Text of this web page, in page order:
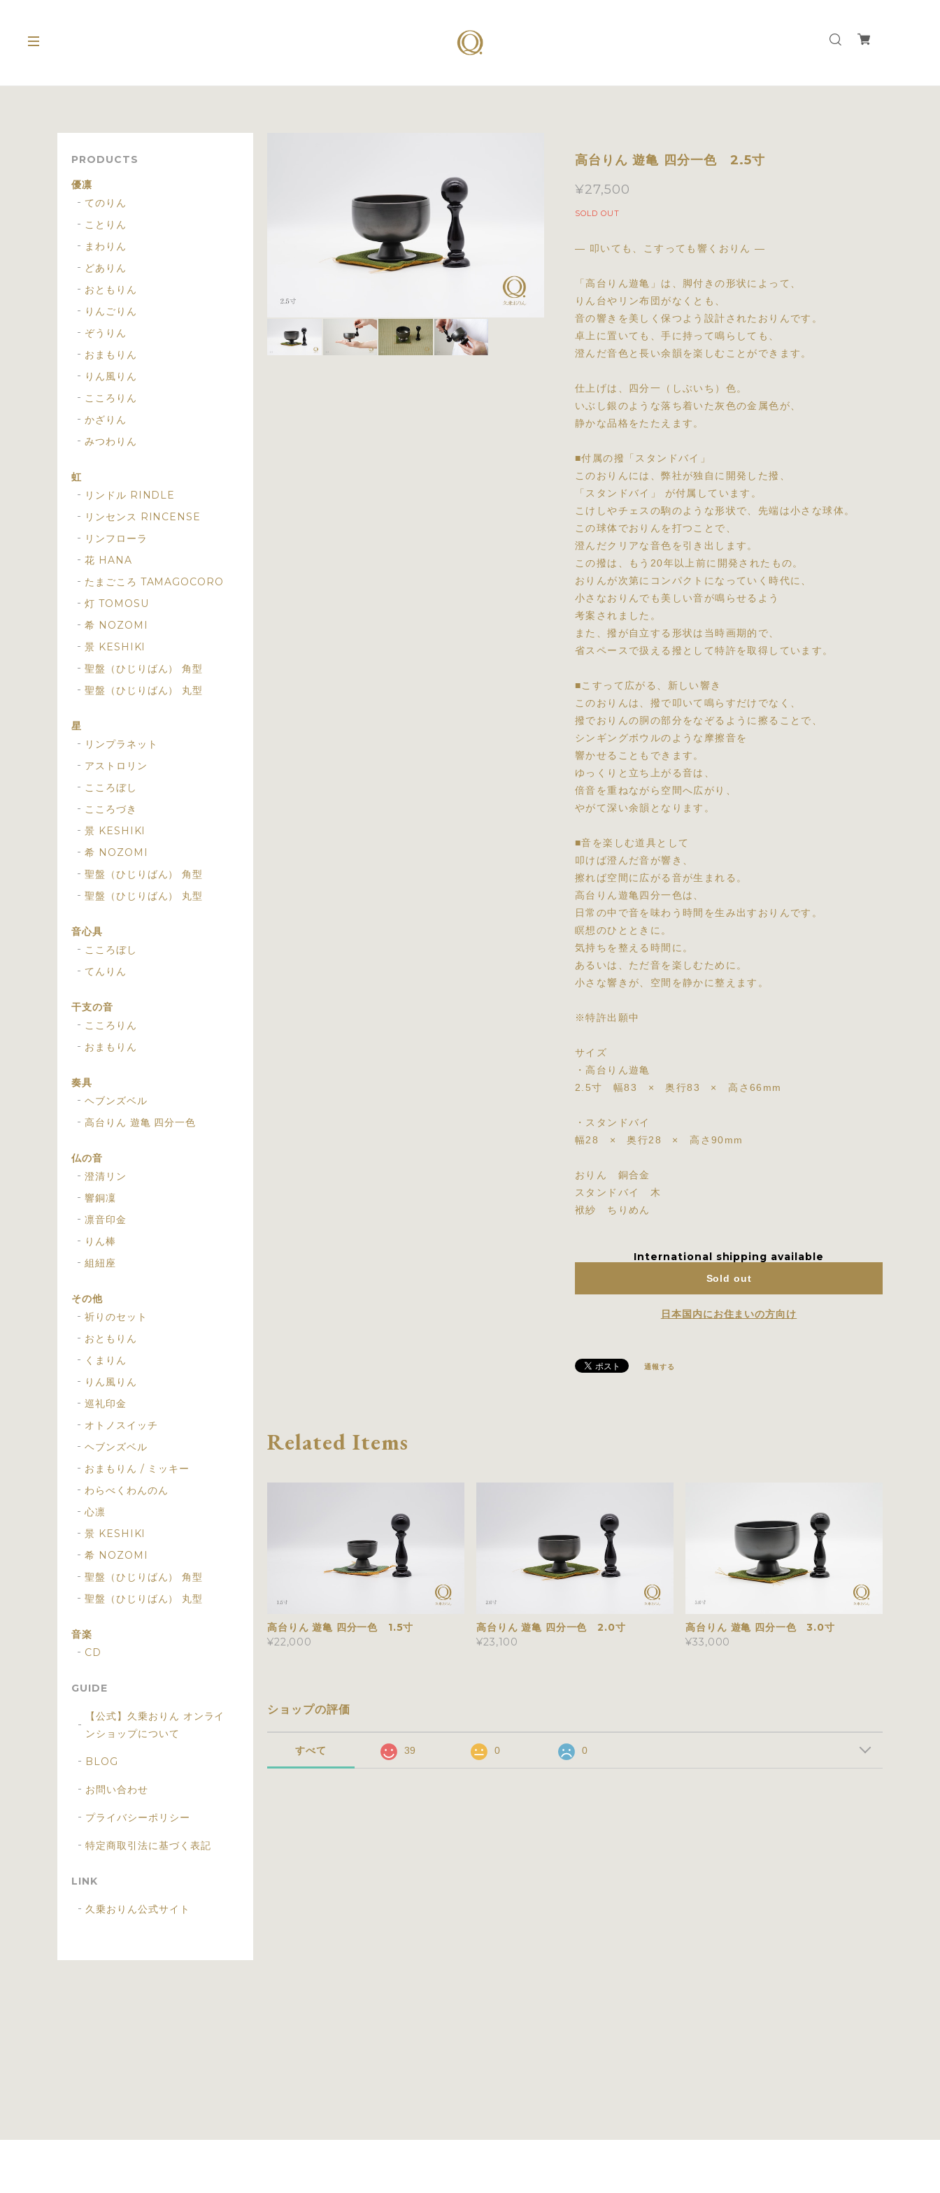
高台りん 遊亀 四分一色 2.5寸
¥27,500
SOLD OUT
― 叩いても、こすっても響くおりん ―
「高台りん遊亀」は、脚付きの形状によって、
りん台やリン布団がなくとも、
音の響きを美しく保つよう設計されたおりんです。
卓上に置いても、手に持って鳴らしても、
澄んだ音色と長い余韻を楽しむことができます。
仕上げは、四分一（しぶいち）色。
いぶし銀のような落ち着いた灰色の金属色が、
静かな品格をたたえます。
■付属の撥「スタンドバイ」
このおりんには、弊社が独自に開発した撥、
「スタンドバイ」 が付属しています。
こけしやチェスの駒のような形状で、先端は小さな球体。
この球体でおりんを打つことで、
澄んだクリアな音色を引き出します。
この撥は、もう20年以上前に開発されたもの。
おりんが次第にコンパクトになっていく時代に、
小さなおりんでも美しい音が鳴らせるよう
考案されました。
また、撥が自立する形状は当時画期的で、
省スペースで扱える撥として特許を取得しています。
■こすって広がる、新しい響き
このおりんは、撥で叩いて鳴らすだけでなく、
撥でおりんの胴の部分をなぞるように擦ることで、
シンギングボウルのような摩擦音を
響かせることもできます。
ゆっくりと立ち上がる音は、
倍音を重ねながら空間へ広がり、
やがて深い余韻となります。
■音を楽しむ道具として
叩けば澄んだ音が響き、
擦れば空間に広がる音が生まれる。
高台りん遊亀四分一色は、
日常の中で音を味わう時間を生み出すおりんです。
瞑想のひとときに。
気持ちを整える時間に。
あるいは、ただ音を楽しむために。
小さな響きが、空間を静かに整えます。
※特許出願中
サイズ
・高台りん遊亀
2.5寸 幅83 × 奥行83 × 高さ66mm
・スタンドバイ
幅28 × 奥行28 × 高さ90mm
おりん 銅合金
スタンドバイ 木
袱紗 ちりめん
International shipping available
Sold out
日本国内にお住まいの方向け
通報する
Related Items
高台りん 遊亀 四分一色 1.5寸
¥22,000
高台りん 遊亀 四分一色 2.0寸
¥23,100
高台りん 遊亀 四分一色 3.0寸
¥33,000
ショップの評価
すべて 39 0 0
PRODUCTS
優凛
てのりん
ことりん
まわりん
どありん
おともりん
りんごりん
ぞうりん
おまもりん
りん風りん
こころりん
かざりん
みつわりん
虹
リンドル RINDLE
リンセンス RINCENSE
リンフローラ
花 HANA
たまごころ TAMAGOCORO
灯 TOMOSU
希 NOZOMI
景 KESHIKI
聖盤（ひじりばん） 角型
聖盤（ひじりばん） 丸型
星
リンプラネット
アストロリン
こころぼし
こころづき
景 KESHIKI
希 NOZOMI
聖盤（ひじりばん） 角型
聖盤（ひじりばん） 丸型
音心具
こころぼし
てんりん
干支の音
こころりん
おまもりん
奏具
ヘブンズベル
高台りん 遊亀 四分一色
仏の音
澄清リン
響銅凜
凛音印金
りん棒
組紐座
その他
祈りのセット
おともりん
くまりん
りん風りん
巡礼印金
オトノスイッチ
ヘブンズベル
おまもりん / ミッキー
わらべくわんのん
心凛
景 KESHIKI
希 NOZOMI
聖盤（ひじりばん） 角型
聖盤（ひじりばん） 丸型
音楽
CD
GUIDE
【公式】久乗おりん オンライ
ンショップについて
BLOG
お問い合わせ
プライバシーポリシー
特定商取引法に基づく表記
LINK
久乗おりん公式サイト